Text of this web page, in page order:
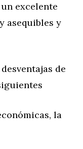
excelente
asequibles y
de
la